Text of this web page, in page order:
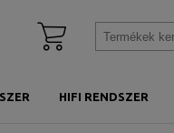
HIFI RENDSZER
Kosár
Keresés